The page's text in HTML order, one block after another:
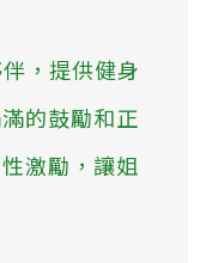
，提供健身
的鼓勵和正
激勵，讓姐